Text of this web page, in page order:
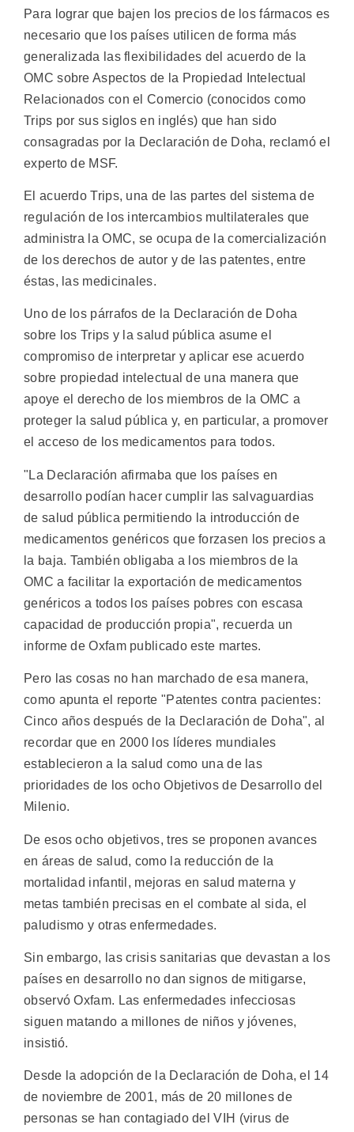
Para lograr que bajen los precios de los fármacos es
necesario que los países utilicen de forma más
generalizada las flexibilidades del acuerdo de la
OMC sobre Aspectos de la Propiedad Intelectual
Relacionados con el Comercio (conocidos como
Trips por sus siglos en inglés) que han sido
consagradas por la Declaración de Doha, reclamó el
experto de MSF.
El acuerdo Trips, una de las partes del sistema de
regulación de los intercambios multilaterales que
administra la OMC, se ocupa de la comercialización
de los derechos de autor y de las patentes, entre
éstas, las medicinales.
Uno de los párrafos de la Declaración de Doha
sobre los Trips y la salud pública asume el
compromiso de interpretar y aplicar ese acuerdo
sobre propiedad intelectual de una manera que
apoye el derecho de los miembros de la OMC a
proteger la salud pública y, en particular, a promover
el acceso de los medicamentos para todos.
"La Declaración afirmaba que los países en
desarrollo podían hacer cumplir las salvaguardias
de salud pública permitiendo la introducción de
medicamentos genéricos que forzasen los precios a
la baja. También obligaba a los miembros de la
OMC a facilitar la exportación de medicamentos
genéricos a todos los países pobres con escasa
capacidad de producción propia", recuerda un
informe de Oxfam publicado este martes.
Pero las cosas no han marchado de esa manera,
como apunta el reporte "Patentes contra pacientes:
Cinco años después de la Declaración de Doha", al
recordar que en 2000 los líderes mundiales
establecieron a la salud como una de las
prioridades de los ocho Objetivos de Desarrollo del
Milenio.
De esos ocho objetivos, tres se proponen avances
en áreas de salud, como la reducción de la
mortalidad infantil, mejoras en salud materna y
metas también precisas en el combate al sida, el
paludismo y otras enfermedades.
Sin embargo, las crisis sanitarias que devastan a los
países en desarrollo no dan signos de mitigarse,
observó Oxfam. Las enfermedades infecciosas
siguen matando a millones de niños y jóvenes,
insistió.
Desde la adopción de la Declaración de Doha, el 14
de noviembre de 2001, más de 20 millones de
personas se han contagiado del VIH (virus de